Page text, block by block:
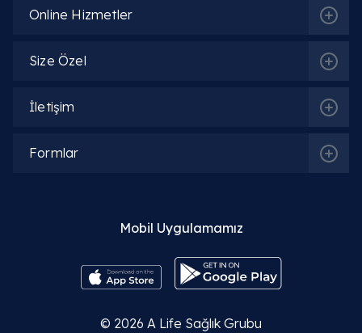
İlgili Bölümler
İlgili Hekimler
Op. Dr. Özgür Gülten
Online Hizmetler
Size Özel
İletişim
Formlar
Mobil Uygulamamız
© 2026 A Life Sağlık Grubu